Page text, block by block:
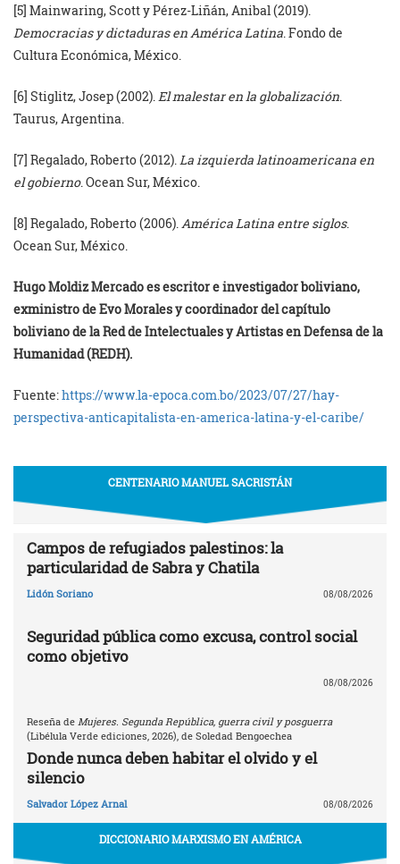
[5] Mainwaring, Scott y Pérez-Liñán, Anibal (2019).
Democracias y dictaduras en América Latina . Fondo de
Cultura Económica, México.
[6] Stiglitz, Josep (2002). El malestar en la globalización
Taurus, Argentina.
[7] Regalado, Roberto (2012). La izquierda latinoamericana en
el gobierno. Ocean Sur, México.
[8] Regalado, Roberto (2006). América Latina entre siglos.
Ocean Sur, México.
Hugo Moldiz Mercado es escritor e investigador boliviano,
exministro de Evo Morales y coordinador del capítulo
boliviano de la Red de Intelectuales y Artistas en Defensa de la
Humanidad (REDH).
Fuente:https://www.la-epoca.com.bo/2023/07/27/hay-
perspectiva-anticapitalista-en-america-latina-y-el-caribe/
CENTENARIO MANUEL SACRISTÁN
Campos de refugiados palestinos: la
particularidad de Sabra y Chatila
Lidón Soriano 08/08/2026
Seguridad pública como excusa, control social
como objetivo
08/08/2026
Reseña de Mujeres. Segunda República, guerra civil y posguerra
(Libélula Verde ediciones, 2026), de Soledad Bengoechea
Donde nunca deben habitar el olvido y el
silencio
Salvador López Arnal 08/08/2026
DICCIONARIO MARXISMO EN AMÉRICA